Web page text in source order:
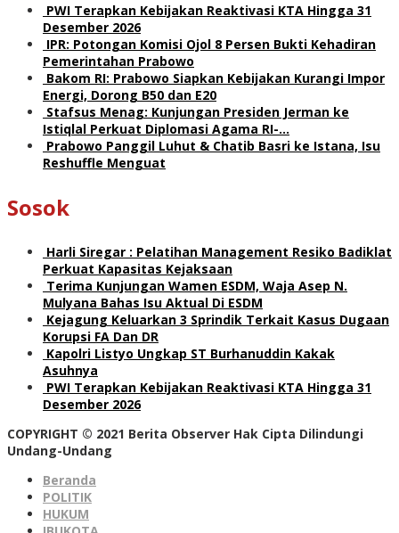
PWI Terapkan Kebijakan Reaktivasi KTA Hingga 31
Desember 2026
IPR: Potongan Komisi Ojol 8 Persen Bukti Kehadiran
Pemerintahan Prabowo
Bakom RI: Prabowo Siapkan Kebijakan Kurangi Impor
Energi, Dorong B50 dan E20
Stafsus Menag: Kunjungan Presiden Jerman ke
Istiqlal Perkuat Diplomasi Agama RI-…
Prabowo Panggil Luhut & Chatib Basri ke Istana, Isu
Reshuffle Menguat
Sosok
Harli Siregar : Pelatihan Management Resiko Badiklat
Perkuat Kapasitas Kejaksaan
Terima Kunjungan Wamen ESDM, Waja Asep N.
Mulyana Bahas Isu Aktual Di ESDM
Kejagung Keluarkan 3 Sprindik Terkait Kasus Dugaan
Korupsi FA Dan DR
Kapolri Listyo Ungkap ST Burhanuddin Kakak
Asuhnya
PWI Terapkan Kebijakan Reaktivasi KTA Hingga 31
Desember 2026
COPYRIGHT © 2021 Berita Observer Hak Cipta Dilindungi
Undang-Undang
Beranda
POLITIK
HUKUM